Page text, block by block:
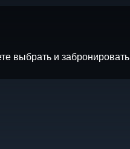
выбрать и забронировать